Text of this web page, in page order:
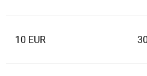
10 EUR